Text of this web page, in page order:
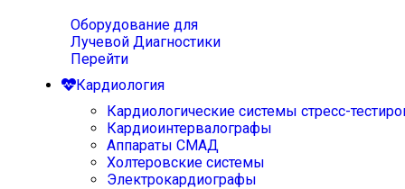
Оборудование для
Лучевой Диагностики
Перейти
Кардиология
Кардиологические системы стресс-
Кардиоинтервалографы
Аппараты СМАД
Холтеровские системы
Электрокардиографы